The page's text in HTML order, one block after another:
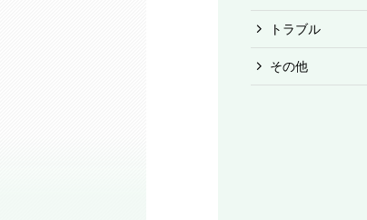
トラブル
その他